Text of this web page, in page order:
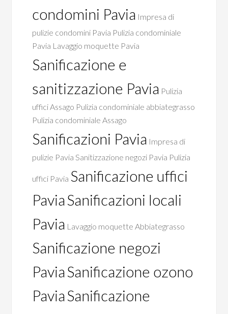
condomini Pavia Impresa di
pulizie condomini Pavia Pulizia condominiale
Pavia Lavaggio moquette Pavia
Sanificazione e
sanitizzazione Pavia Pulizia
uffici Assago Pulizia condominiale abbiategrasso
Pulizia condominiale Assago
Sanificazioni Pavia Impresa di
pulizie Pavia Sanitizzazione negozi Pavia Pulizia
uffici Pavia Sanificazione uffici
PaviaSanificazioni locali
Pavia Lavaggio moquette Abbiategrasso
Sanificazione negozi
PaviaSanificazione ozono
PaviaSanificazione